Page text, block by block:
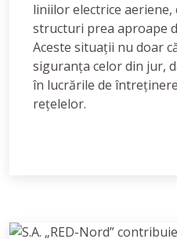
liniilor electrice
structuri prea aproape
Aceste situații nu doar
siguranța celor din jur,
în lucrările de
rețelelor.